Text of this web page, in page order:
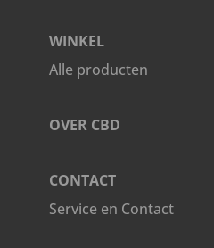
WINKEL
Alle producten
OVER CBD
CONTACT
Service en Contact